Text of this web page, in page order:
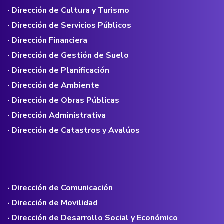
· Dirección de Cultura y Turismo
· Dirección de Servicios Públicos
· Dirección Financiera
· Dirección de Gestión de Suelo
· Dirección de Planificación
· Dirección de Ambiente
· Dirección de Obras Públicas
· Dirección Administrativa
· Dirección de Catastros y Avalúos
· Dirección de Comunicación
· Dirección de Movilidad
· Dirección de Desarrollo Social y Económico